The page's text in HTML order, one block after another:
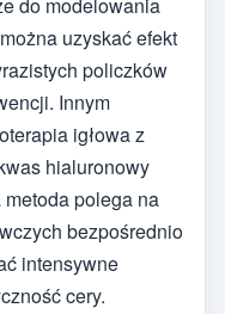
uzyskać efekt
policzków
Innym
igłowa z
hialuronowy
polega na
bezpośrednio
intensywne
cery.